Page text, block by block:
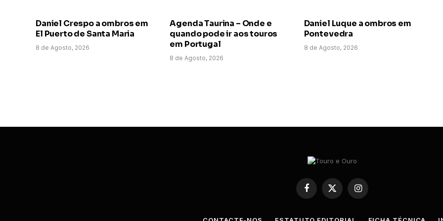
Daniel Crespo a ombros em
El Puerto de Santa Maria
8 de Agosto, 2026
Agenda Taurina – Onde e
quando pode ir aos touros
em Portugal
8 de Agosto, 2026
Daniel Luque a ombros em
Pontevedra
8 de Agosto, 2026
Facebook
X
(Twitter)
Instagram